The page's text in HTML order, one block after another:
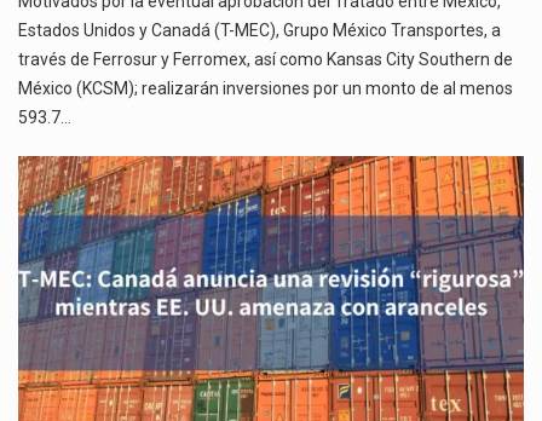
Estados Unidos y Canadá (T-MEC), Grupo México Transportes, a
través de Ferrosur y Ferromex, así como Kansas City Southern de
México (KCSM); realizarán inversiones por un monto de al menos
593.7…